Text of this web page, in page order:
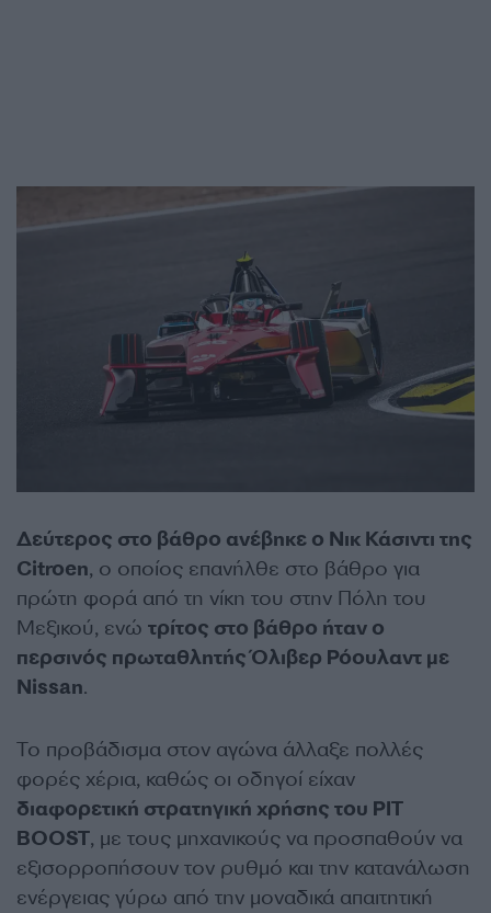
Δεύτερος στο βάθρο ανέβηκε ο Νικ Κάσιντι της
Citroen, ο οποίος επανήλθε στο βάθρο για
πρώτη φορά από τη νίκη του στην Πόλη του
Μεξικού, ενώ τρίτος στο βάθρο ήταν ο
περσινός πρωταθλητής Όλιβερ Ρόουλαντ με
Nissan.
Το προβάδισμα στον αγώνα άλλαξε πολλές
φορές χέρια, καθώς οι οδηγοί είχαν
διαφορετική στρατηγική χρήσης του PIT
BOOST, με τους μηχανικούς να προσπαθούν να
εξισορροπήσουν τον ρυθμό και την κατανάλωση
ενέργειας γύρω από την μοναδικά απαιτητική